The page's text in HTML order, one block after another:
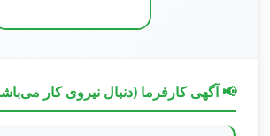
📢 آگهی کارفرما (دنبال نیروی کار